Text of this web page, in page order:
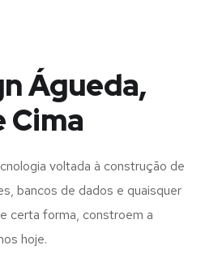
Águeda,
Cima
voltada à construção de
bancos de dados e quaisquer
certa forma, constroem a
hoje.